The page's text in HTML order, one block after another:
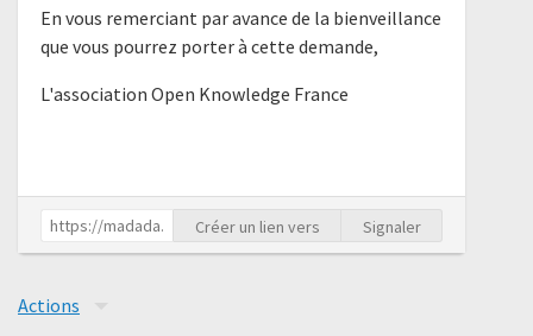
En vous remerciant par avance de la bienveillance
que vous pourrez porter à cette demande,
L'association Open Knowledge France
Créer un lien vers Signaler
Actions